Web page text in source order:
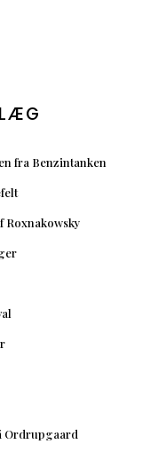
fra Benzintanken
Roxnakowsky
Ordrupgaard